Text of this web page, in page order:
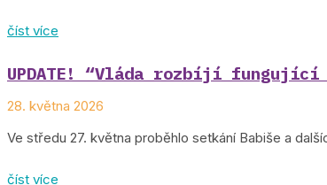
číst více
UPDATE! “Vláda rozbíjí
28. května 2026
Ve středu 27. května proběhlo setkání Babiše a
číst více